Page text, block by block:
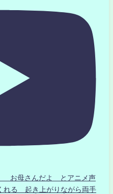
お母さんだよ とアニメ声
れる 起き上がりながら両手